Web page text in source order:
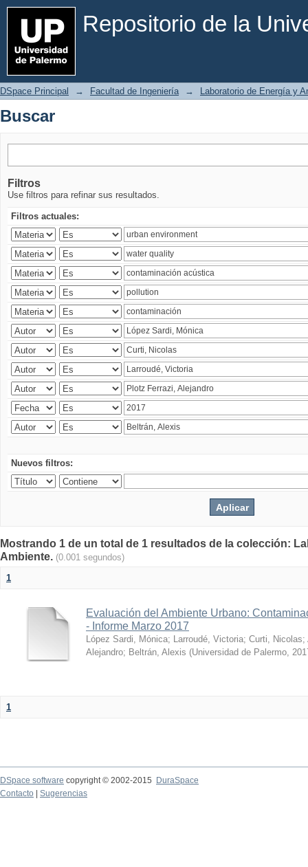
Repositorio de la
Buscar
DSpace Principal → Facultad de Ingeniería → Laboratorio de Energía y
Buscar
Filtros
Use filtros para refinar sus resultados.
Filtros actuales:
Nuevos filtros:
Mostrando 1 de un total de 1 resultados de la colección:
Ambiente. (0.001 segundos)
1
Evaluación del Ambiente Urbano:
- Informe Marzo 2017
López Sardi, Mónica; Larroudé, Victoria; Curti, Nicolas;
Alejandro; Beltrán, Alexis (Universidad de Palermo,
1
DSpace software copyright © 2002-2015
DuraSpace
Contacto
Sugerencias